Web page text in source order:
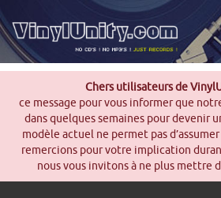
Chers utilisateurs de
ce message pour vous informer que
dans quelques semaines pour devenir
modèle actuel ne permet pas
remercions pour votre implication
nous vous invitons à ne plus mettre